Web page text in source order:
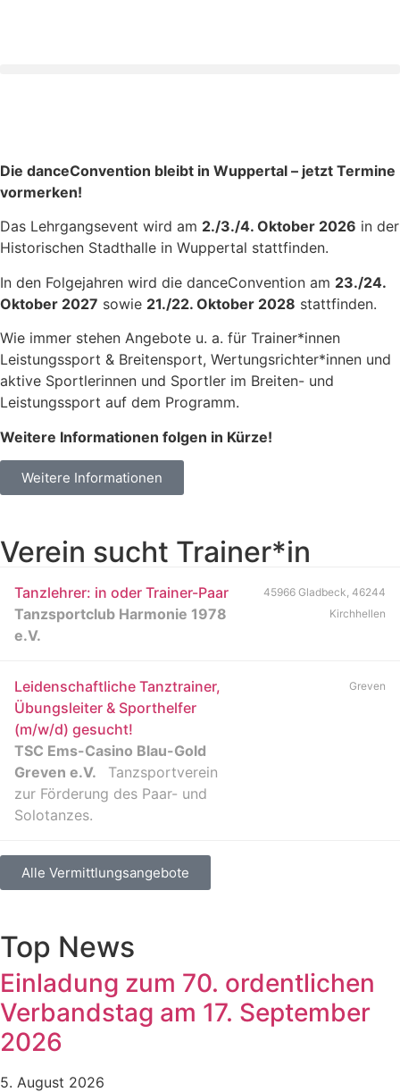
Die danceConvention bleibt in Wuppertal – jetzt Termine
vormerken!
Das Lehrgangsevent wird am 2./3./4. Oktober 2026 in der
Historischen Stadthalle in Wuppertal stattfinden.
In den Folgejahren wird die danceConvention am 23./24.
Oktober 2027 sowie 21./22. Oktober 2028 stattfinden.
Wie immer stehen Angebote u. a. für Trainer*innen
Leistungssport & Breitensport, Wertungsrichter*innen und
aktive Sportlerinnen und Sportler im Breiten- und
Leistungssport auf dem Programm.
Weitere Informationen folgen in Kürze!
Weitere Informationen
Verein sucht Trainer*in
Tanzlehrer: in oder Trainer-Paar
Tanzsportclub Harmonie 1978
e.V.
45966 Gladbeck, 46244
Kirchhellen
Leidenschaftliche Tanztrainer,
Übungsleiter & Sporthelfer
(m/w/d) gesucht!
TSC Ems-Casino Blau-Gold
Greven e.V.
Tanzsportverein
zur Förderung des Paar- und
Solotanzes.
Greven
Alle Vermittlungsangebote
Top News
Einladung zum 70. ordentlichen
Verbandstag am 17. September
2026
5. August 2026